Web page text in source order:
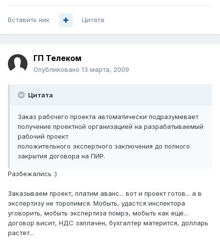
Вставить ник Цитата
ГП Телеком
Опубликовано 13 марта, 2009
Цитата
Заказ рабочего проекта автоматически подразумевает
получение проектной организацией на разрабатываемый
рабочий проект
положительного экспертного заключения до полного
закрытия договора на ПИР.
Разбежались :)
Заказываем проект, платим аванс... вот и проект готов... а в
экспертизу не торопимся. Мобыть, удастся инспектора
уговорить, мобыть экспертиза помрэ, мобыть как ещё...
договор висит, НДС заплачен, бухгалтер матерится, долларь
растет...